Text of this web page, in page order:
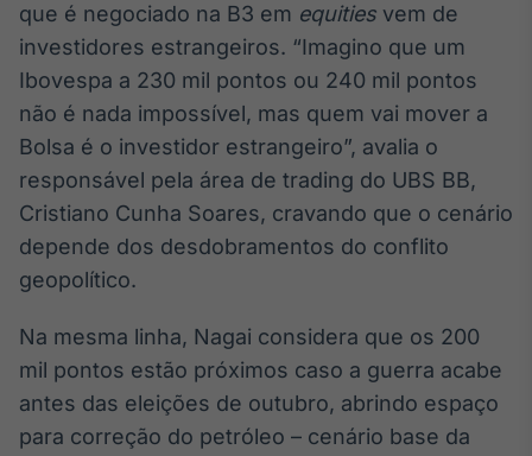
Broadcast
Widgets
Componentes
funcionalidades
Broadcast
Conteúdos e
Broadcast
Curadoria
Curadoria de
que é negociado na B3 em equities vem de
investidores estrangeiros. “Imagino que um
Ibovespa a 230 mil pontos ou 240 mil pontos
não é nada impossível, mas quem vai mover a
Bolsa é o investidor estrangeiro”, avalia o
responsável pela área de trading do UBS BB,
Cristiano Cunha Soares, cravando que o cenário
depende dos desdobramentos do conflito
geopolítico.
Na mesma linha, Nagai considera que os 200
mil pontos estão próximos caso a guerra acabe
antes das eleições de outubro, abrindo espaço
para correção do petróleo – cenário base da